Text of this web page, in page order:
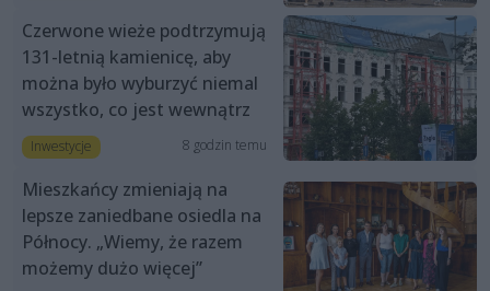
Czerwone wieże podtrzymują
131-letnią kamienicę, aby
można było wyburzyć niemal
wszystko, co jest wewnątrz
Inwestycje 8 godzin temu
Mieszkańcy zmieniają na
lepsze zaniedbane osiedla na
Północy. „Wiemy, że razem
możemy dużo więcej”